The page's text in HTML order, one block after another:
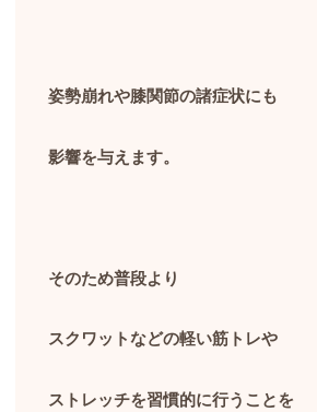
姿勢崩れや膝関節の諸症状にも
影響を与えます。
そのため普段より
スクワットなどの軽い筋トレや
ストレッチを習慣的に行うことを